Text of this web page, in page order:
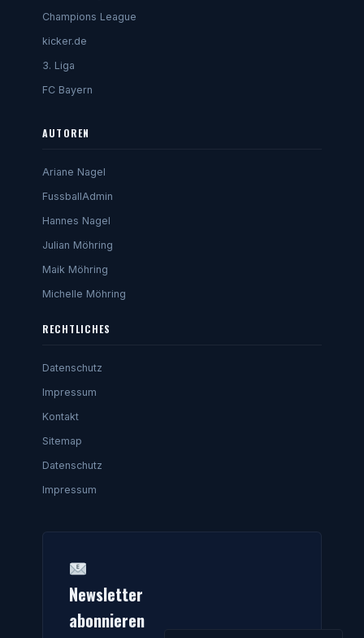
Champions League
kicker.de
3. Liga
FC Bayern
AUTOREN
Ariane Nagel
FussballAdmin
Hannes Nagel
Julian Möhring
Maik Möhring
Michelle Möhring
RECHTLICHES
Datenschutz
Impressum
Kontakt
Sitemap
Datenschutz
Impressum
Newsletter
abonnieren